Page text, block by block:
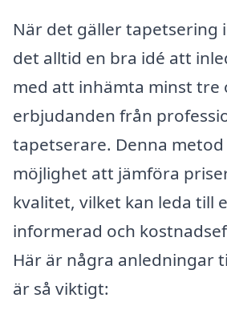
När det gäller tapetsering
det alltid en bra idé att
med att inhämta minst tre
erbjudanden från
tapetserare. Denna
möjlighet att jämföra
kvalitet, vilket kan leda till
informerad och
Här är några anledningar
är så viktigt: